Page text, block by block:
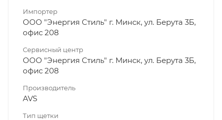
Импортер
ООО "Энергия Стиль" г. Минск, ул. Берута 3Б,
офис 208
Сервисный центр
ООО "Энергия Стиль" г. Минск, ул. Берута 3Б,
офис 208
Производитель
AVS
Тип щетки